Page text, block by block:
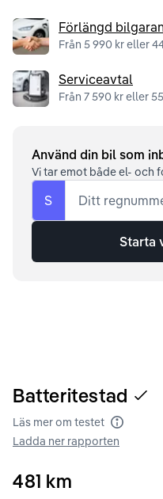
Förlängd
Från 5 990 kr eller
Serviceavtal
Från 7 590 kr eller
Använd din bil som
Vi tar emot både el- och
S Ditt
Starta
Batteritestad
Läs mer om testet Batteritest
Ladda ner rapporten
481 km